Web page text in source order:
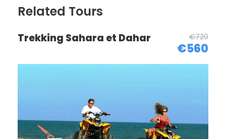
Related Tours
Trekking Sahara et Dahar €720
€560